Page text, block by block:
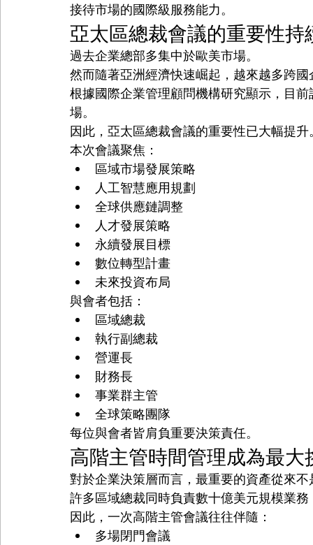
接待市場的國際級服務能力。
亞太區總裁會議的重要性持
過去企業總部多集中於歐美市場。
然而隨著亞洲經濟快速崛起，越來越多跨
根據國際企業管理顧問機構研究顯示，目
場。
因此，亞太區總裁會議的重要性已大幅提升
本次會議聚焦：
區域市場發展策略
人工智慧應用規劃
全球供應鏈調整
人才發展策略
永續發展目標
數位轉型計畫
未來投資布局
與會者包括：
區域總裁
執行副總裁
營運長
財務長
事業群主管
全球策略團隊
每位與會者皆肩負重要決策責任。
高階主管時間管理成為最大
對於企業決策層而言，最重要的資產從來
許多區域總裁同時負責數十億美元規模業
因此，一次高階主管會議往往伴隨：
多場閉門會議